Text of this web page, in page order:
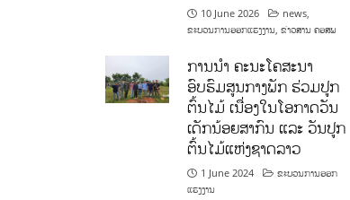
10 June 2026 news,
ຂະບວນການອອກແຮງງານ, ຂ່າວສານ ຄອສພ
ການນໍາ ຄະນະໂຄສະນາ
ອົບຮົມສູນກາງພັກ ຮ່ວມປູກ
ຕົ້ນໄມ້ ເນື່ອງໃນໂອກາດວັນ
ເດັກນ້ອຍສາກົນ ແລະ ວັນປູກ
ຕົ້ນໄມ້ແຫ່ງຊາດລາວ
1 June 2024
ຂະບວນການອອກ
ແຮງງານ